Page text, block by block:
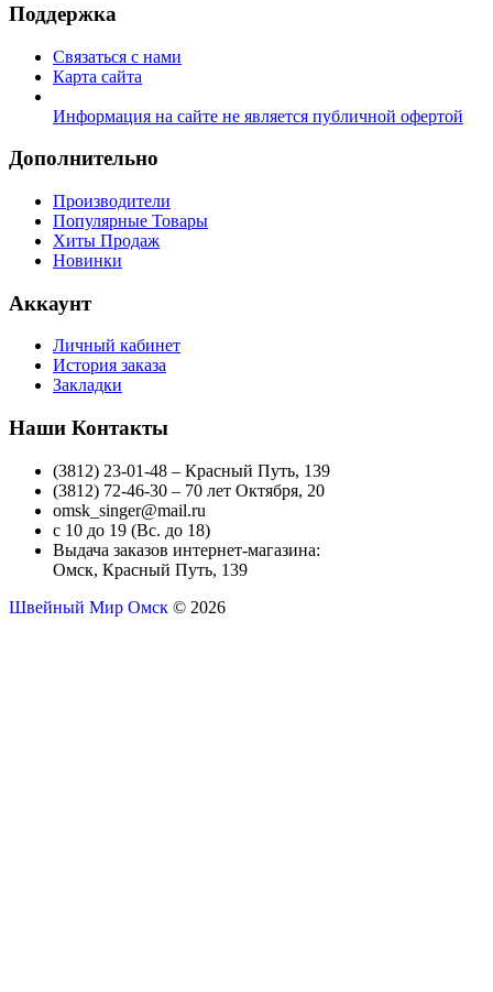
Поддержка
Связаться с нами
Карта сайта
Информация на сайте не является публичной офертой
Дополнительно
Производители
Популярные Товары
Хиты Продаж
Новинки
Аккаунт
Личный кабинет
История заказа
Закладки
Наши Контакты
(3812) 23-01-48 – Красный Путь, 139
(3812) 72-46-30 – 70 лет Октября, 20
omsk_singer@mail.ru
с 10 до 19 (Вс. до 18)
Выдача заказов интернет-магазина:
Омск, Красный Путь, 139
Швейный Мир Омск © 2026